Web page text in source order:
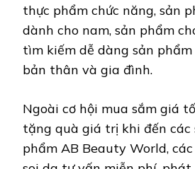
thực phẩm chức năng, sản
dành cho nam, sản phẩm
tìm kiếm dễ dàng sản
bản thân và gia đình.
Ngoài cơ hội mua sắm giá
tặng quà giá trị khi đến các
phẩm AB Beauty World,